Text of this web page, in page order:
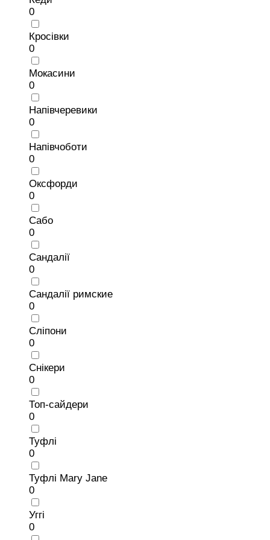
0
Кросівки
0
Мокасини
0
Напівчеревики
0
Напівчоботи
0
Оксфорди
0
Сабо
0
Сандалії
0
Сандалії римские
0
Сліпони
0
Снікери
0
Топ-сайдери
0
Туфлі
0
Туфлі Mary Jane
0
Уггі
0